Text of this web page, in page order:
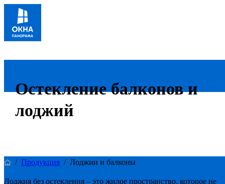
Остекление балконов и
лоджий
/ Продукция / Лоджии и балконы
Лоджия без остекления – это жилое пространство, которое не